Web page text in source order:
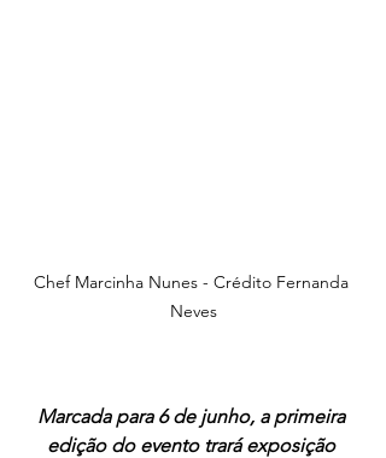
Chef Marcinha Nunes - Crédito Fernanda
Neves
Marcada para 6 de junho, a primeira
edição do evento trará exposição